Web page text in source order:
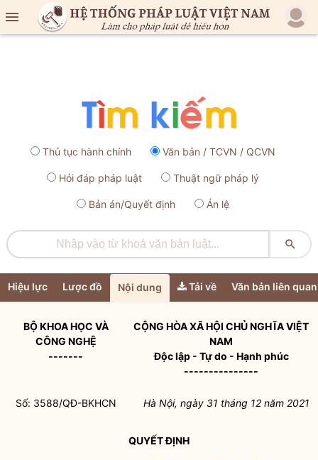

Thủ tục hành chính Văn bản / TCVN / QCVN
Hỏi đáp pháp luật Thuật ngữ pháp lý
Bản án/Quyết định Án lệ

Hiệu lực Lược đồ Nội dung Tải về Văn bản liên quan
BỘ KHOA HỌC VÀ
CÔNG NGHỆ
-------
CỘNG HÒA XÃ HỘI CHỦ NGHĨA VIỆT
NAM
Độc lập - Tự do - Hạnh phúc
---------------
Số: 3588/QĐ-BKHCN Hà Nội, ngày 31 tháng 12năm 2021
QUYẾT ĐỊNH